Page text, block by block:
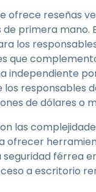
ofrece reseñas
primera mano.
los
que
independiente
responsables
de dólares o
las
ofrecer
férrea
a escritorio